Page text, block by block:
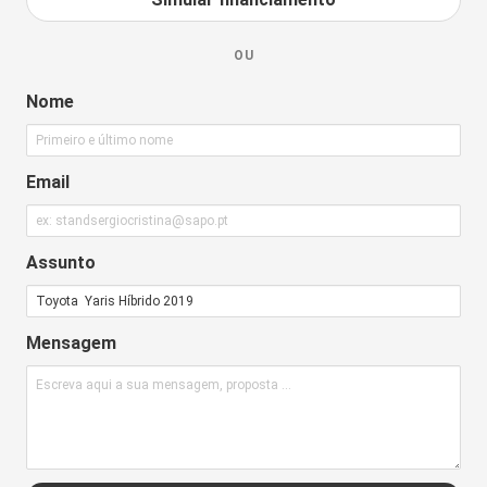
Vidros Elétricos Dianteiros
Entrada USB
Ecrã consola central
Bluetooth
Ar Condicionado Automático
Fecho Central
OU
Nome
Email
Assunto
Mensagem